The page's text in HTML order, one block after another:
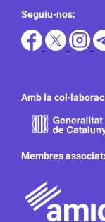
Seguiu-nos:
Amb la
Membres